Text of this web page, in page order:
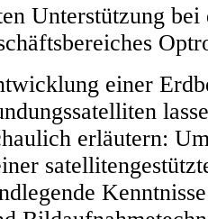
Unterstützung
einer
erläutern: